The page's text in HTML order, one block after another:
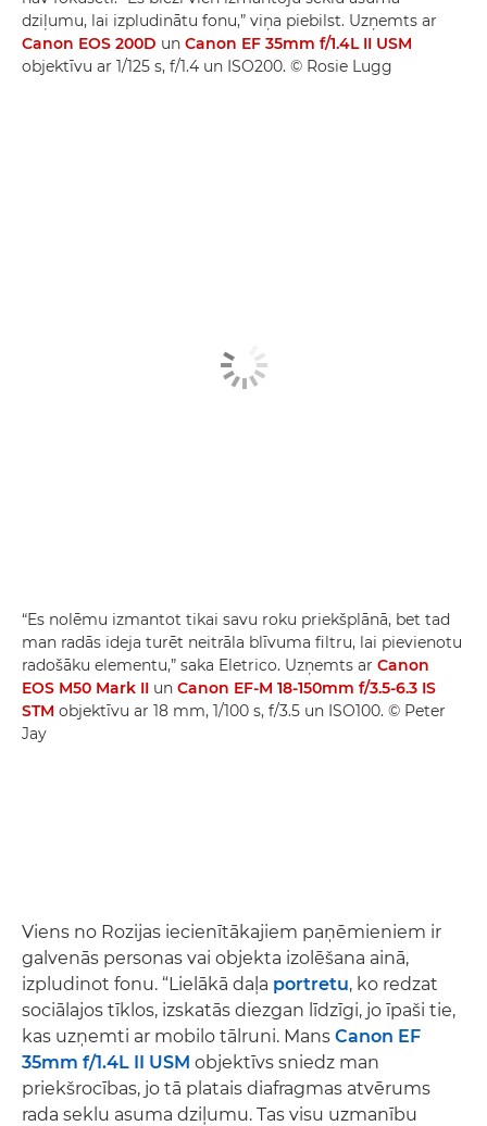
dziļumu, lai izpludinātu fonu,” viņa piebilst. Uzņemts ar
Canon EOS 200D un Canon EF 35mm f/1.4L II USM
objektīvu ar 1/125 s, f/1.4 un ISO200. © Rosie Lugg
“Es nolēmu izmantot tikai savu roku priekšplānā, bet tad
man radās ideja turēt neitrāla blīvuma filtru, lai pievienotu
radošāku elementu,” saka Eletrico. Uzņemts ar Canon
EOS M50 Mark II un Canon EF-M 18-150mm f/3.5-6.3 IS
STM objektīvu ar 18 mm, 1/100 s, f/3.5 un ISO100. © Peter
Jay
Viens no Rozijas iecienītākajiem paņēmieniem ir
galvenās personas vai objekta izolēšana ainā,
izpludinot fonu. “Lielākā daļa portretu, ko redzat
sociālajos tīklos, izskatās diezgan līdzīgi, jo īpaši tie,
kas uzņemti ar mobilo tālruni. Mans Canon EF
35mm f/1.4L II USM objektīvs sniedz man
priekšrocības, jo tā platais diafragmas atvērums
rada seklu asuma dziļumu. Tas visu uzmanību